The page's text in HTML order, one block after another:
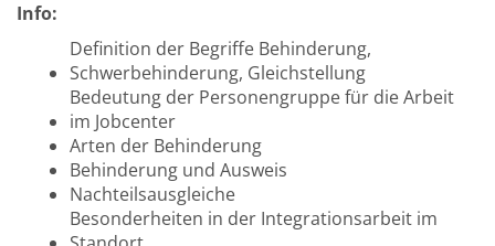
Info:
Definition der Begriffe Behinderung,
Schwerbehinderung, Gleichstellung
Bedeutung der Personengruppe für die Arbeit
im Jobcenter
Arten der Behinderung
Behinderung und Ausweis
Nachteilsausgleiche
Besonderheiten in der Integrationsarbeit im